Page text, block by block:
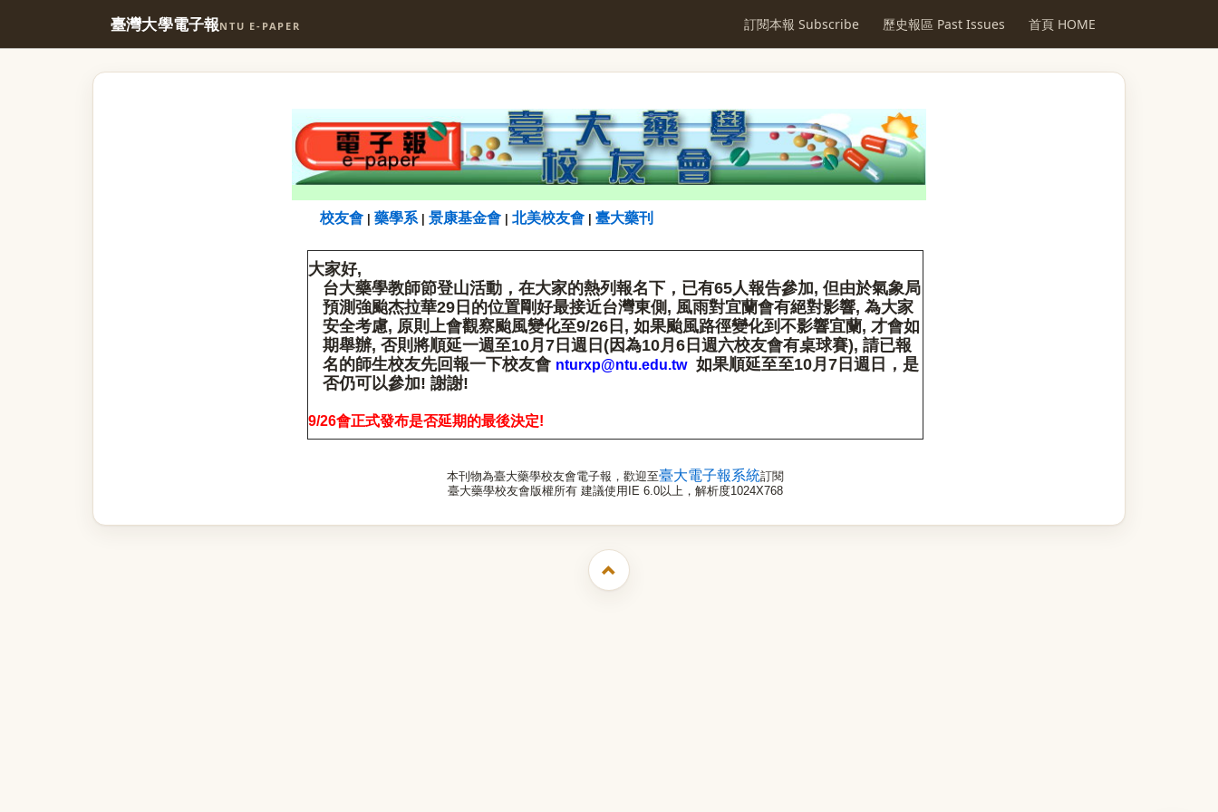
臺灣大學電子報NTU E-PAPER 訂閱本報 Subscribe 歷史報區 Past Issues 首頁 HOME
校友會 藥學系| 景康基金會 北美校友會 臺大藥刊
大家好,
台大藥學教師節登山活動，在大家的熱列報名下，已有65人報告參加, 但由於氣象局
預測強颱杰拉華29日的位置剛好最接近台灣東側, 風雨對宜蘭會有絕對影響, 為大家
安全考慮, 原則上會觀察颱風變化至9/26日, 如果颱風路徑變化到不影響宜蘭, 才會如
期舉辦, 否則將順延一週至10月7日週日(因為10月6日週六校友會有桌球賽), 請已報
名的師生校友先回報一下校友會 nturxp@ntu.edu.tw如果順延至至10月7日週日，是
否仍可以參加! 謝謝!
9/26會正式發布是否延期的最後決定!
本刊物為臺大藥學校友會電子報，歡迎至臺大電子報系統訂閱
臺大藥學校友會版權所有 建議使用IE 6.0以上，解析度1024X768